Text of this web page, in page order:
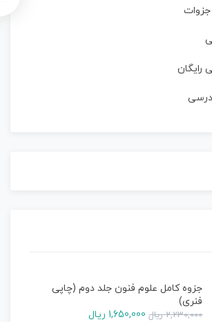
رایگان
جزوه کامل علوم فنون جلد دوم (چاپی
فنری)
2,230,000 ریال 1,650,000 ریال